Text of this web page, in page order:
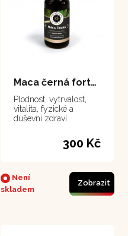
Maca černá forte - extrakt 50 ml
Plodnost, vytrvalost,
vitalita, fyzické a
duševní zdraví
300 Kč
Není
skladem
Zobrazit